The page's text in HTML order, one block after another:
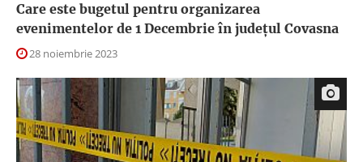
Care este bugetul pentru organizarea
evenimentelor de 1 Decembrie în județul Covasna
28 noiembrie 2023